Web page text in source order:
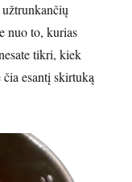
nuo to, kurias
tikri, kiek
esantį skirtuką